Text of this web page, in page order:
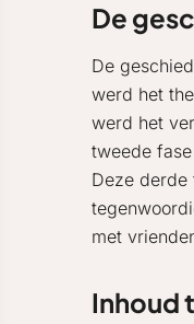
De
De
werd het
werd het
tweede
Deze derde
met
Inhoud